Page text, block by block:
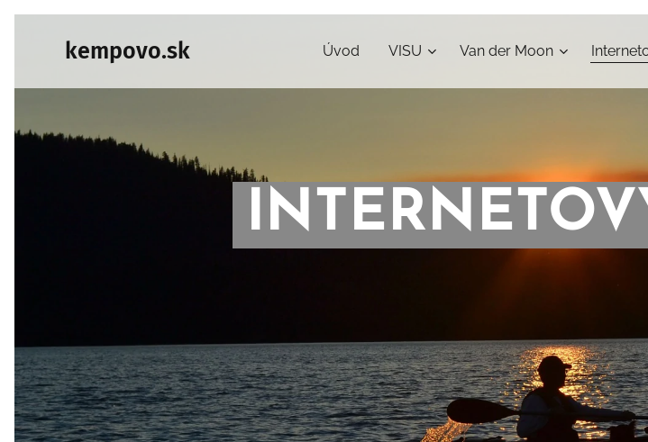
kempovo.sk Úvod VISU Van der Moon